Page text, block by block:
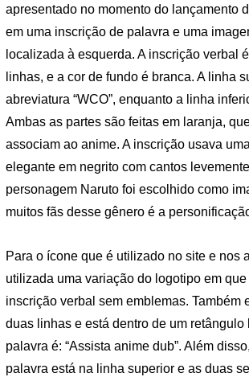
apresentado no momento do lançamento
em uma inscrição de palavra e uma
localizada à esquerda. A inscrição verbal
linhas, e a cor de fundo é branca. A linha
abreviatura “WCO”, enquanto a linha
Ambas as partes são feitas em laranja,
associam ao anime. A inscrição usava
elegante em negrito com cantos
personagem Naruto foi escolhido como
muitos fãs desse gênero é a
Para o ícone que é utilizado no site e nos
utilizada uma variação do logotipo em
inscrição verbal sem emblemas. Também
duas linhas e está dentro de um retângulo
palavra é: “Assista anime dub”. Além
palavra está na linha superior e as duas